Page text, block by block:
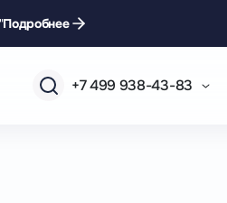
Подробнее
+7 499 938-43-83